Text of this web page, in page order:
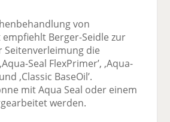
von
Berger-Seidle zur
die
Seal FlexPrimer’, ,Aqua-
,Classic BaseOil’.
mit Aqua Seal oder einem
werden.